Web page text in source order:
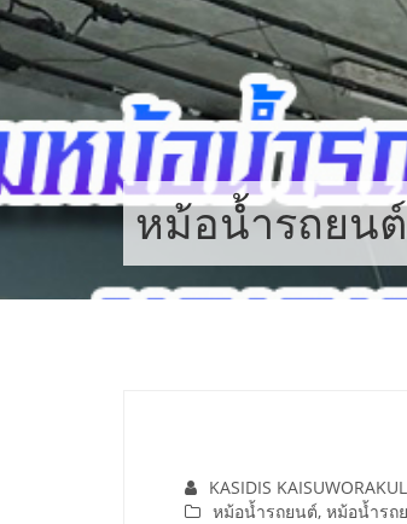
Skip
content
หม้อน้ำรถยน
KASIDIS KAISUWORAKUL
หม้อน้ำรถยนต์, หม้อน้ำรถ